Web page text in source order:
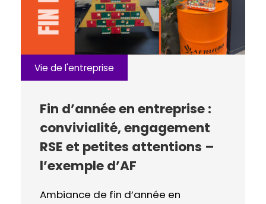
Vie de l'entreprise
Fin d’année en entreprise :
convivialité, engagement
RSE et petites attentions –
l’exemple d’AF
Ambiance de fin d’année en